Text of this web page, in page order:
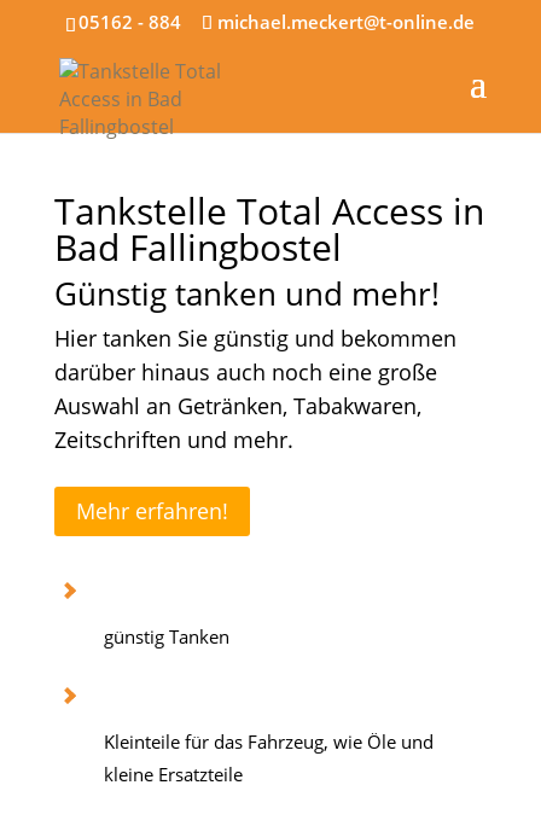
05162 - 884 michael.meckert@t-online.de
Tankstelle Total Access in
Bad Fallingbostel
Günstig tanken und mehr!
Hier tanken Sie günstig und bekommen
darüber hinaus auch noch eine große
Auswahl an Getränken, Tabakwaren,
Zeitschriften und mehr.
Mehr erfahren!
günstig Tanken
Kleinteile für das Fahrzeug, wie Öle und
kleine Ersatzteile